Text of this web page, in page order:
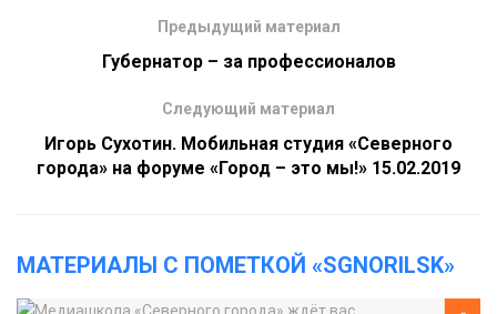
Предыдущий материал
Губернатор – за профессионалов
Следующий материал
Игорь Сухотин. Мобильная студия «Северного
города» на форуме «Город – это мы!» 15.02.2019
МАТЕРИАЛЫ С ПОМЕТКОЙ «SGNORILSK»